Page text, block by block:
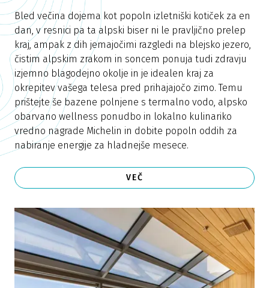
Bled večina dojema kot popoln izletniški kotiček za en
dan, v resnici pa ta alpski biser ni le pravljično prelep
kraj, ampak z dih jemajočimi razgledi na blejsko jezero,
čistim alpskim zrakom in soncem ponuja tudi zdravju
izjemno blagodejno okolje in je idealen kraj za
okrepitev vašega telesa pred prihajajočo zimo. Temu
prištejte še bazene polnjene s termalno vodo, alpsko
obarvano wellness ponudbo in lokalno kulinariko
vredno nagrade Michelin in dobite popoln oddih za
nabiranje energije za hladnejše mesece.
VEČ